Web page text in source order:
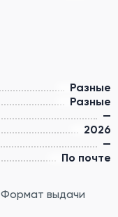
Разные
Разные
—
2026
—
По почте
Формат выдачи